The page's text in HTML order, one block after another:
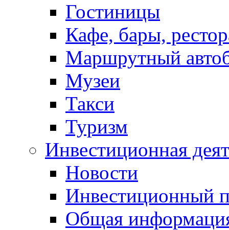
Гостиницы
Кафе, бары,
Маршрутный
Музеи
Такси
Туризм
Инвестиционная
Новости
Инвестиционный
Общая